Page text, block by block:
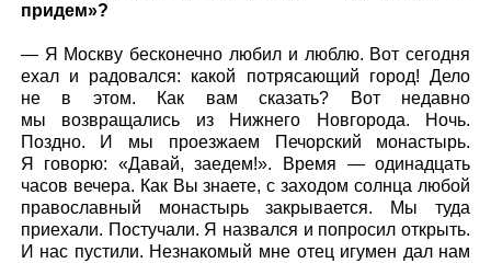
придем»?
— Я Москву бесконечно любил и люблю. Вот сегодня
ехал и радовался: какой потрясающий город! Дело
не в этом. Как вам сказать? Вот недавно
мы возвращались из Нижнего Новгорода. Ночь.
Поздно. И мы проезжаем Печорский монастырь.
Я говорю: «Давай, заедем!». Время — одинадцать
часов вечера. Как Вы знаете, с заходом солнца любой
православный монастырь закрывается. Мы туда
приехали. Постучали. Я назвался и попросил открыть.
И нас пустили. Незнакомый мне отец игумен дал нам